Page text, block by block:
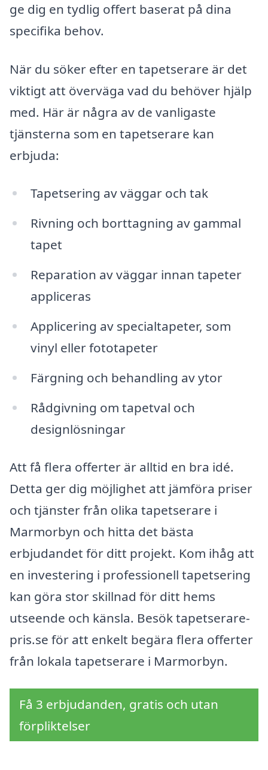
ge dig en tydlig offert baserat på dina
specifika behov.
När du söker efter en tapetserare är det
viktigt att överväga vad du behöver hjälp
med. Här är några av de vanligaste
tjänsterna som en tapetserare kan
erbjuda:
Tapetsering av väggar och tak
Rivning och borttagning av gammal
tapet
Reparation av väggar innan tapeter
appliceras
Applicering av specialtapeter, som
vinyl eller fototapeter
Färgning och behandling av ytor
Rådgivning om tapetval och
designlösningar
Att få flera offerter är alltid en bra idé.
Detta ger dig möjlighet att jämföra priser
och tjänster från olika tapetserare i
Marmorbyn och hitta det bästa
erbjudandet för ditt projekt. Kom ihåg att
en investering i professionell tapetsering
kan göra stor skillnad för ditt hems
utseende och känsla. Besök tapetserare-
pris.se för att enkelt begära flera offerter
från lokala tapetserare i Marmorbyn.
Få 3 erbjudanden, gratis och utan
förpliktelser